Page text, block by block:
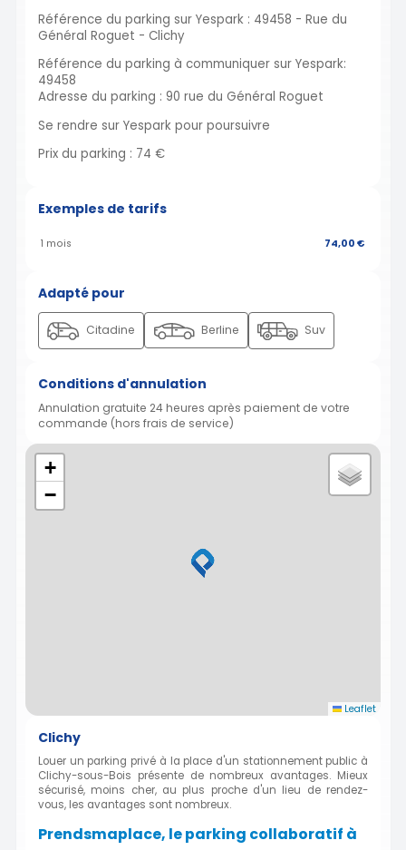
Référence du parking sur Yespark : 49458 - Rue du
Général Roguet - Clichy
Référence du parking à communiquer sur Yespark:
49458
Adresse du parking : 90 rue du Général Roguet
Se rendre sur Yespark pour poursuivre
Prix du parking : 74 €
Exemples de tarifs
1 mois 74,00 €
Adapté pour
Citadine Berline Suv
Conditions d'annulation
Annulation gratuite 24 heures après paiement de votre
commande (hors frais de service)
+
−
Leaflet
Clichy
Louer un parking privé à la place d'un stationnement public à
Clichy-sous-Bois présente de nombreux avantages. Mieux
sécurisé, moins cher, au plus proche d'un lieu de rendez-
vous, les avantages sont nombreux.
Prendsmaplace, le parking collaboratif à